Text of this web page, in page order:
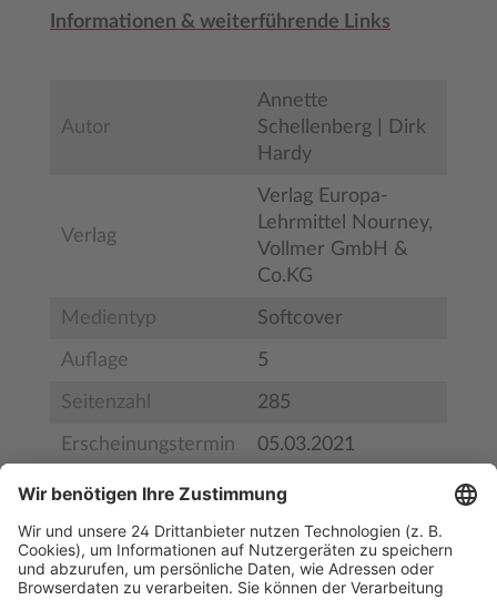
Informationen & weiterführende Links
Autor
Annette
Schellenberg | Dirk
Hardy
Verlag
Verlag Europa-
Lehrmittel Nourney,
Vollmer GmbH &
Co.KG
Medientyp Softcover
Auflage 5
Seitenzahl 285
Erscheinungstermin 05.03.2021
Bestell-Nr. BS28972
ISBN 978-3-8085-3173-0